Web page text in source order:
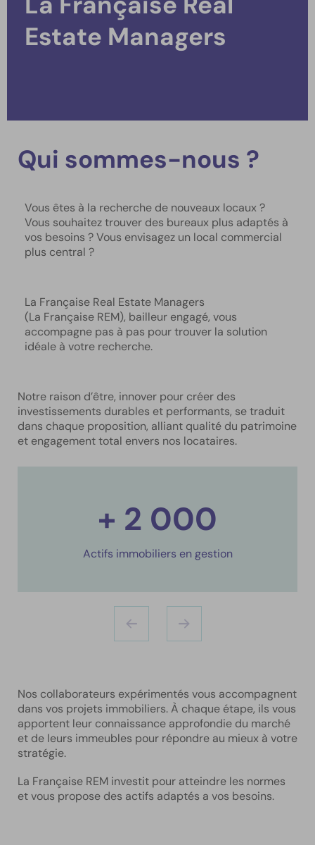
Estate Managers
Qui sommes-nous ?
Vous êtes à la recherche de nouveaux locaux ?
Vous souhaitez trouver des bureaux plus adaptés à
vos besoins ? Vous envisagez un local commercial
plus central ?
La Française Real Estate Managers
(La Française REM), bailleur engagé, vous
accompagne pas à pas pour trouver la solution
idéale à votre recherche.
Notre raison d’être, innover pour créer des
investissements durables et performants, se traduit
dans chaque proposition, alliant qualité du patrimoine
et engagement total envers nos locataires.
+ 2 000
Actifs immobiliers en gestion
Nos collaborateurs expérimentés vous accompagnent
dans vos projets immobiliers. À chaque étape, ils vous
apportent leur connaissance approfondie du marché
et de leurs immeubles pour répondre au mieux à votre
stratégie.
La Française REM investit pour atteindre les normes
et vous propose des actifs adaptés a vos besoins.